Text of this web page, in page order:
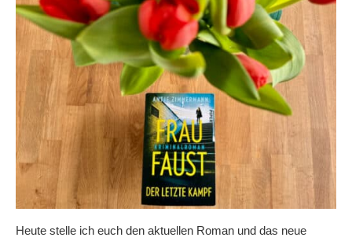
Heute stelle ich euch den aktuellen Roman und das neue